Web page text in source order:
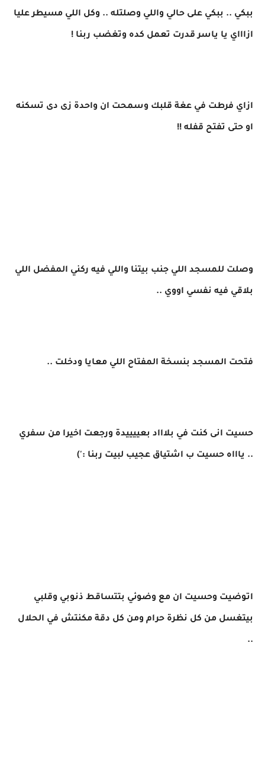
ببكي .. ببكي على حالي واللي وصلتله .. وكل اللي مسيطر عليا
ازاااي يا ياسر قدرت تعمل كده وتغضب ربنا !
ازاي فرطت في عغة قلبك وسمحت ان واحدة زى دى تسكنه
او حتى تفتح قفله !!
وصلت للمسجد اللي جنب بيتنا واللي فيه ركني المفضل اللي
بلاقي فيه نفسي اووي ..
فتحت المسجد بنسخة المفتاح اللي معايا ودخلت ..
حسيت انى كنت في بلاااد بعييييدة ورجعت اخيرا من سفري
.. ياااه حسيت ب اشتياق عجيب لبيت ربنا :')
اتوضيت وحسيت ان مع وضوئي بتتساقط ذنوبي وقلبي
بيتغسل من كل نظرة حرام ومن كل دقة مكنتش في الحلال
..